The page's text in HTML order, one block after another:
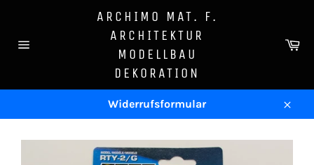
Inhalt
ARCHIMO MAT. F.
ARCHITEKTUR
MODELLBAU
DEKORATION
Widerrufsformular